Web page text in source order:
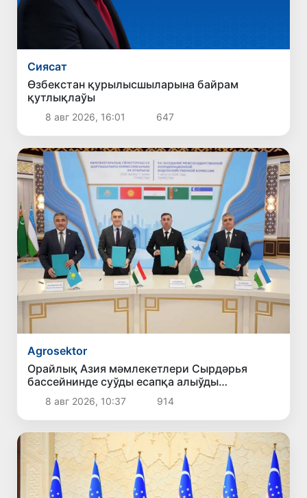
Сиясат
Өзбекстан қурылысшыларына байрам
қутлықлаўы
8 авг 2026, 16:01 647
Agrosektor
Орайлық Азия мәмлекетлери Сырдәрья
бассейнинде суўды есапқа алыўды
автоматластырыў жойбарын мақуллады
8 авг 2026, 10:37 914